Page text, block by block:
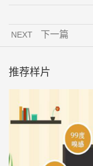
NEXT 下一篇
推荐样片